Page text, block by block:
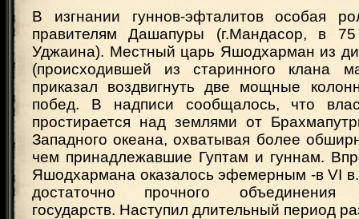
В изгнании гуннов-эфталитов особая
правителям Дашапуры (г.Мандасор, в
Уджаина). Местный царь Яшодхарман из
(происходившей из старинного клана
приказал воздвигнуть две мощные
побед. В надписи сообщалось, что
простирается над землями от
Западного океана, охватывая более
чем принадлежавшие Гуптам и гуннам.
Яшодхармана оказалось эфемерным -в VI в.
достаточно прочного объединения
государств. Наступил длительный период